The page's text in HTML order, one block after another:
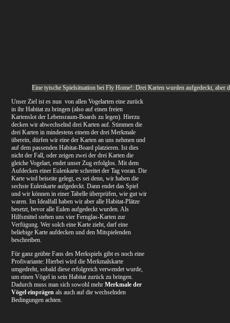
Eine tyische Spielsituation bei Fly Home!: Drei Karten wurden aufgedeckt, aber
Unser Ziel ist es nun von allen Vogelarten eine zurück
in ihr Habitat zu bringen (also auf einen freien
Kartenslot der Lebensraum-Boards zu legen). Hierzu
decken wir abwechselnd drei Karten auf. Stimmen die
drei Karten in mindestens einem der drei Merkmale
überein, dürfen wir eine der Karten an uns nehmen und
auf dem passenden Habitat-Board platzieren. Ist dies
nicht der Fall, oder zeigen zwei der drei Karten die
gleiche Vogelart, endet unser Zug erfolglos.Mit dem
Aufdecken einer Eulenkarte schreitet der Tag voran. Die
Karte wird beiseite gelegt, es sei denn, wir haben die
sechste Eulenkarte aufgedeckt. Dann endet das Spiel
und wir können in einer Tabelle überprüfen, wie gut wir
waren. Im Idealfall haben wir aber alle Habitat-Plätze
besetzt, bevor alle Eulen aufgedeckt wurden.Als
Hilfsmittel stehen uns vier Fernglas-Karten zur
Verfügung. Wer solch eine Karte zieht, darf eine
beliebige Karte aufdecken und den Mitspielenden
beschreiben.
Für ganz geübte Fans des Merkspiels gibt es noch eine
Profivariante: Hierbei wird die Merkmalskarte
umgedreht, sobald diese erfolgreich verwendet wurde,
um einen Vögel in sein Habitat zurück zu bringen.
Dadurch muss man sich sowohl mehrMerkmale der
Vögel einprägen als auch auf die wechselnden
Bedingungen achten.